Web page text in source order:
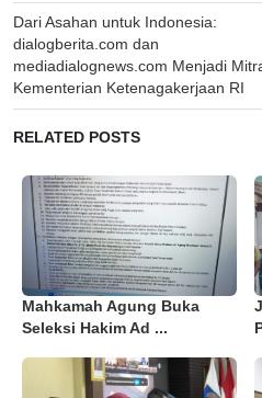
Post
navigation
Dari Asahan untuk Indonesia:
dialogberita.com dan
mediadialognews.com Menjadi
Kementerian Ketenagakerjaan RI
RELATED POSTS
Mahkamah Agung Buka
Seleksi Hakim Ad ...